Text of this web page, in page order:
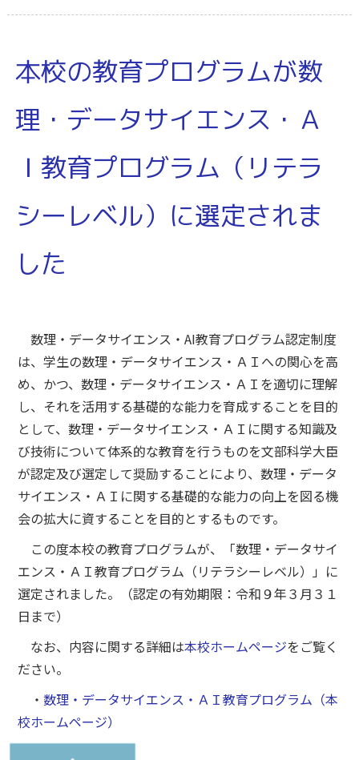
本校の教育プログラムが数
理・データサイエンス・Ａ
Ｉ教育プログラム（リテラ
シーレベル）に選定されま
した
数理・データサイエンス・AI教育プログラム認定制度
は、学生の数理・データサイエンス・ＡＩへの関心を高
め、かつ、数理・データサイエンス・ＡＩを適切に理解
し、それを活用する基礎的な能力を育成することを目的
として、数理・データサイエンス・ＡＩに関する知識及
び技術について体系的な教育を行うものを文部科学大臣
が認定及び選定して奨励することにより、数理・データ
サイエンス・ＡＩに関する基礎的な能力の向上を図る機
会の拡大に資することを目的とするものです。
この度本校の教育プログラムが、「数理・データサイ
エンス・ＡＩ教育プログラム（リテラシーレベル）」に
選定されました。（認定の有効期限：令和９年３月３１
日まで）
なお、内容に関する詳細は本校ホームページをご覧く
ださい。
・ 数理・データサイエンス・ＡＩ教育プログラム（本
校ホームページ）